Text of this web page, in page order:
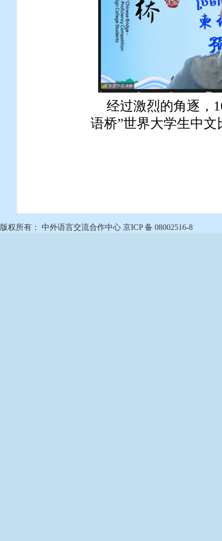
经过激烈的角逐，
语桥”世界大学生中
版权所有： 中外语言交流合作中心 京ICP 备 08002516-8